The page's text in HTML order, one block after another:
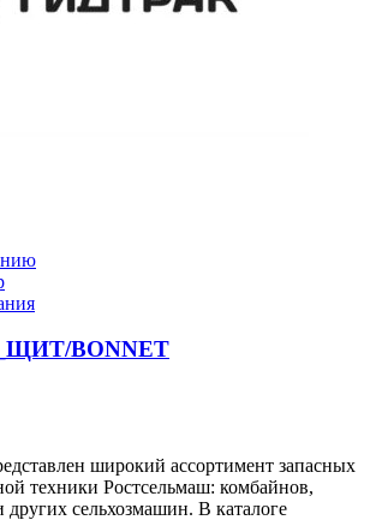
BONNET
широкий ассортимент запасных
техники Ростсельмаш: комбайнов,
других сельхозмашин. В каталоге